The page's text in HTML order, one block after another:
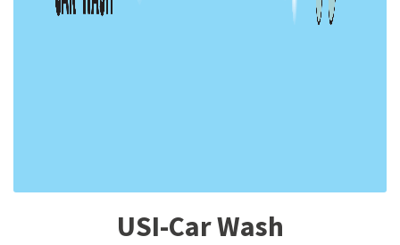
USI-Car Wash